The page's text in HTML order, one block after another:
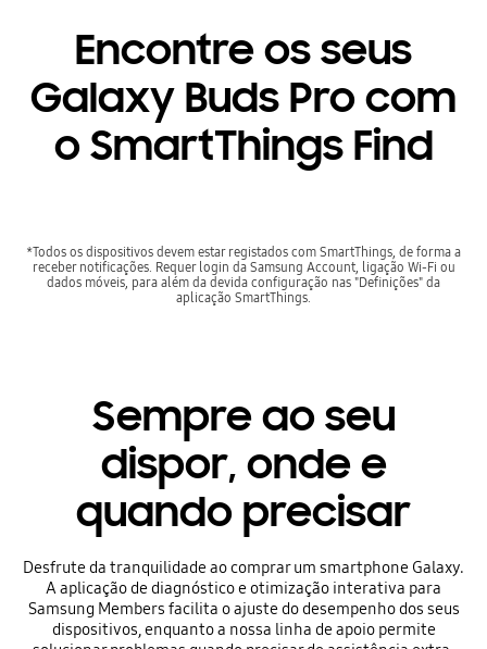
Encontre os seus
Galaxy Buds Pro com
o SmartThings Find
*Todos os dispositivos devem estar registados com SmartThings, de forma a
receber notificações. Requer login da Samsung Account, ligação Wi-Fi ou
dados móveis, para além da devida configuração nas "Definições" da
aplicação SmartThings.
Sempre ao seu
dispor, onde e
quando precisar
Desfrute da tranquilidade ao comprar um smartphone Galaxy.
A aplicação de diagnóstico e otimização interativa para
Samsung Members facilita o ajuste do desempenho dos seus
dispositivos, enquanto a nossa linha de apoio permite